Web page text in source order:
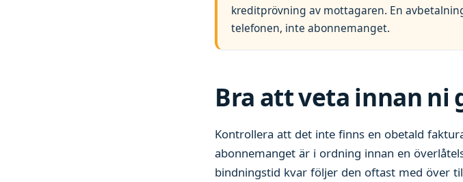
kreditprövning av mottagaren. En
telefonen, inte abonnemanget.
Bra att veta innan ni
Kontrollera att det inte finns en obetald
abonnemanget är i ordning innan en
bindningstid kvar följer den oftast med över